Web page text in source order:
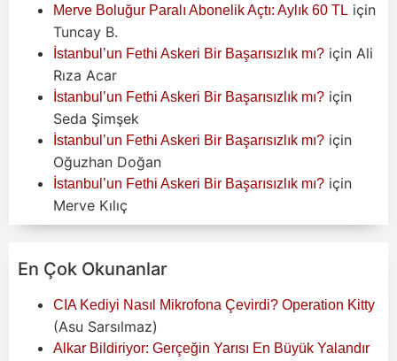
Merve Boluğur Paralı Abonelik Açtı: Aylık 60 TL için
Tuncay B.
İstanbul’un Fethi Askeri Bir Başarısızlık mı? için Ali
Rıza Acar
İstanbul’un Fethi Askeri Bir Başarısızlık mı? için
Seda Şimşek
İstanbul’un Fethi Askeri Bir Başarısızlık mı? için
Oğuzhan Doğan
İstanbul’un Fethi Askeri Bir Başarısızlık mı? için
Merve Kılıç
En Çok Okunanlar
CIA Kediyi Nasıl Mikrofona Çevirdi? Operation Kitty
(Asu Sarsılmaz)
Alkar Bildiriyor: Gerçeğin Yarısı En Büyük Yalandır